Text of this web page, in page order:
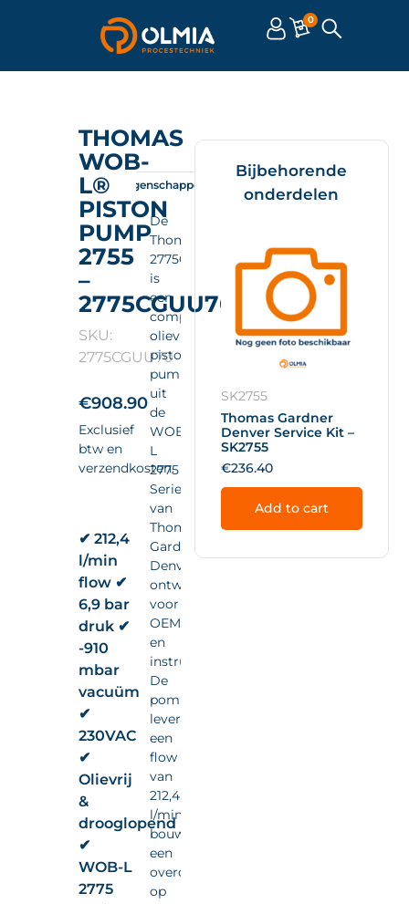
0
THOMAS
WOB-
L®
PISTON
PUMP
2755
–
2775CGUU70
SKU:
2775CGUU70
€908.90
Exclusief
btw en
verzendkosten.
✔ 212,4
l/min
flow ✔
6,9 bar
druk ✔
-910
mbar
vacuüm
✔
230VAC
✔
Olievrij
&
drooglopend
✔
WOB-L
2775
Omschrijving Eigenschappen Documenten
De
Thomas
2775CGUU70
is
een
compacte
olievrije
piston
pump
uit
de
WOB-
L
2775
Series
van
Thomas
Gardner
Denver,
ontwikkeld
voor
OEM-
en
instrumentintegratie.
De
pomp
levert
een
flow
van
212,4
l/min,
bouwt
een
overdruk
op
Bijbehorende
onderdelen
SK2755
Thomas Gardner
Denver Service Kit –
SK2755
€236.40
Add to cart